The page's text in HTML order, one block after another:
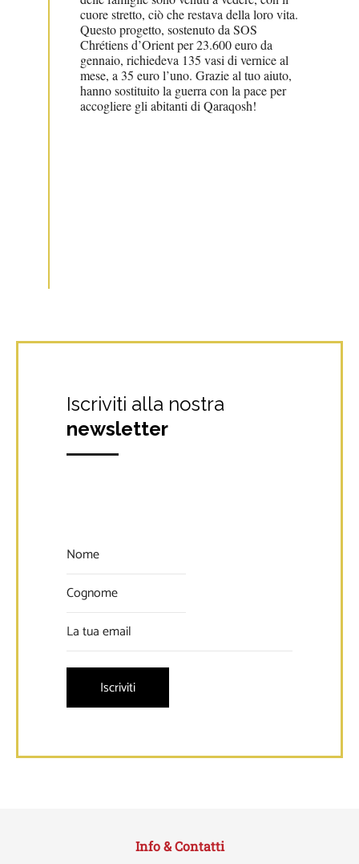
cuore stretto, ciò che restava della loro vita.
Questo progetto, sostenuto da SOS
Chrétiens d’Orient per 23.600 euro da
gennaio, richiedeva 135 vasi di vernice al
mese, a 35 euro l’uno. Grazie al tuo aiuto,
hanno sostituito la guerra con la pace per
accogliere gli abitanti di Qaraqosh!
Iscriviti alla nostra
newsletter
Info & Contatti